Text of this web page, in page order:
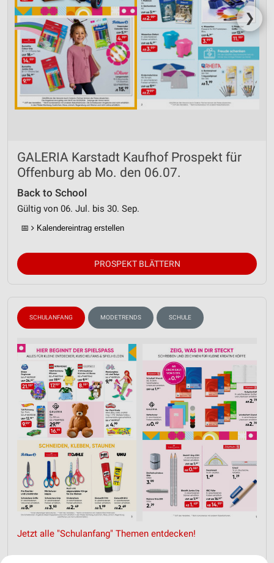
❯
GALERIA Karstadt Kaufhof Prospekt für
Offenburg ab Mo. den 06.07.
Back to School
Gültig von 06. Jul. bis 30. Sep.
📅 Kalendereintrag erstellen
PROSPEKT BLÄTTERN
SCHULANFANG MODETRENDS SCHULE
Jetzt alle "Schulanfang" Themen entdecken!